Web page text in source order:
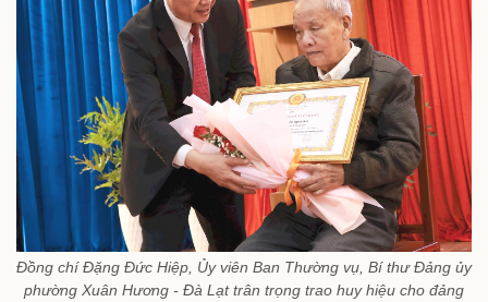
Đồng chí Đặng Đức Hiệp, Ủy viên Ban Thường vụ, Bí thư Đảng ủy
phường Xuân Hương - Đà Lạt trân trọng trao huy hiệu cho đảng